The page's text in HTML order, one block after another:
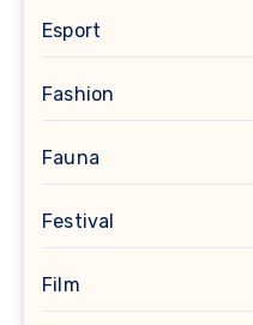
Esport
Fashion
Fauna
Festival
Film